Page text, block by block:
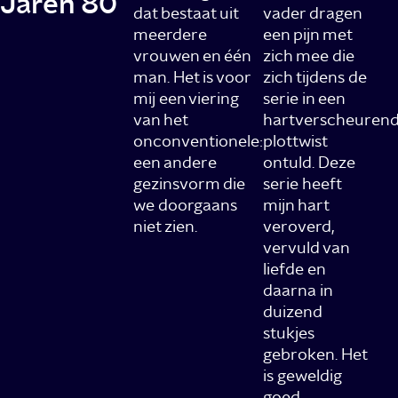
dat bestaat uit
meerdere
vrouwen en één
man. Het is voor
mij een viering
van het
onconventionele:
een andere
gezinsvorm die
we doorgaans
niet zien.
vader dragen
een pijn met
zich mee die
zich tijdens de
serie in een
plottwist
ontuld. Deze
serie heeft
mijn hart
veroverd,
vervuld van
liefde en
daarna in
duizend
stukjes
gebroken. Het
is geweldig